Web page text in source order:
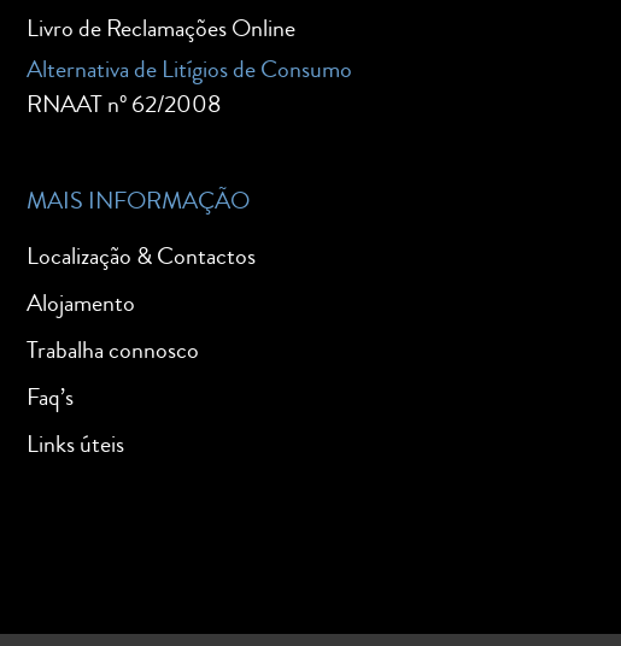
Livro de Reclamações Online
Alternativa de Litígios de Consumo
RNAAT nº 62/2008
MAIS INFORMAÇÃO
Localização & Contactos
Alojamento
Trabalha connosco
Faq’s
Links úteis